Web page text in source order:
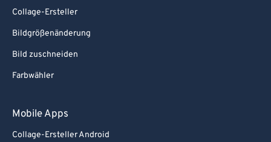
Collage-Ersteller
Bildgrößenänderung
Bild zuschneiden
Farbwähler
Mobile Apps
Collage-Ersteller Android